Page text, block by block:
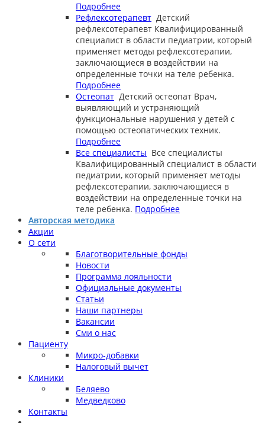
Подробнее
Рефлексотерапевт Детский
рефлексотерапевт Квалифицированный
специалист в области педиатрии, который
применяет методы рефлексотерапии,
заключающиеся в воздействии на
определенные точки на теле ребенка.
Подробнее
Остеопат Детский остеопат Врач,
выявляющий и устраняющий
функциональные нарушения у детей с
помощью остеопатических техник.
Подробнее
Все специалисты Все специалисты
Квалифицированный специалист в области
педиатрии, который применяет методы
рефлексотерапии, заключающиеся в
воздействии на определенные точки на
теле ребенка. Подробнее
Авторская методика
Акции
О сети
Благотворительные фонды
Новости
Программа лояльности
Официальные документы
Статьи
Наши партнеры
Вакансии
Сми о нас
Пациенту
Микро-добавки
Налоговый вычет
Клиники
Беляево
Медведково
Контакты